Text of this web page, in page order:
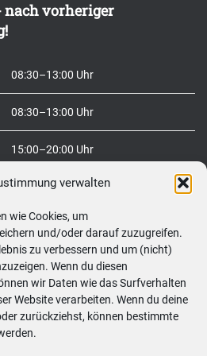
verwalten
wie Cookies, um
und/oder darauf zuzugreifen.
zu verbessern und um (nicht)
Wenn du diesen
wir Daten wie das Surfverhalten
Website verarbeiten. Wenn du deine
zurückziehst, können bestimmte
nach vorheriger
08:30–13:00 Uhr
08:30–13:00 Uhr
15:00–20:00 Uhr
08:30–20:00 Uhr
08:30–20:00 Uhr
09:00–12:00 Uhr
geschlossen